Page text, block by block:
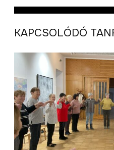
KAPCSOLÓDÓ